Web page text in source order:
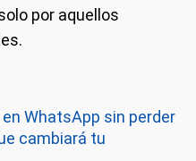
por aquellos
WhatsApp sin perder
cambiará tu